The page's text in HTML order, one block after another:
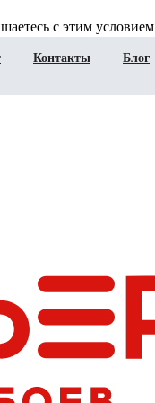
с этим условием
Контакты
Блог